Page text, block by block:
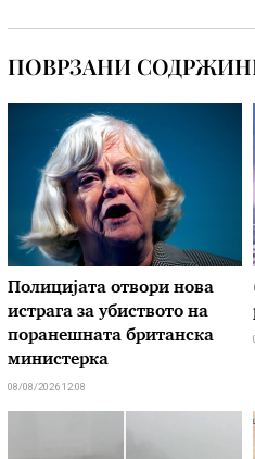
ПОВРЗАНИ
Полицијата отвори нова
истрага за убиството на
поранешната британска
министерка
08/08/2026 12:08